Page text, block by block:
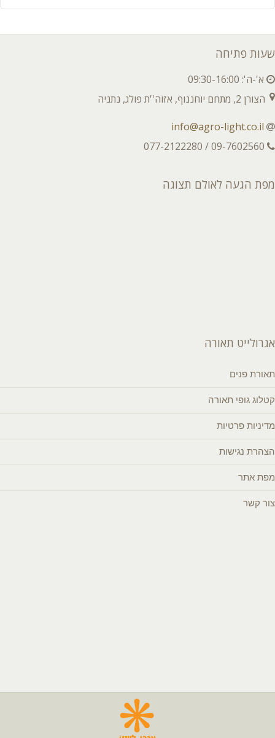
שעות פתיחה
א'-ה': 09:30-16:00
הצורן 2, מתחם יוחננוף, אזוה''ת פולג, נתניה
מפת הגעה לאולם תצוגה
אגרולייט תאורה
תאורת פנים
קטלוג גופי תאורה
מדיניות פרטיות
הצהרת נגישות
מפת אתר
צור קשר